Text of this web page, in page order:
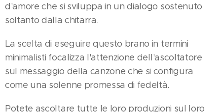
d'amore che si sviluppa in un dialogo sostenuto
soltanto dalla chitarra.
La scelta di eseguire questo brano in termini
minimalisti focalizza l'attenzione dell'ascoltatore
sul messaggio della canzone che si configura
come una solenne promessa di fedeltà.
Potete ascoltare tutte le loro produzioni sul loro